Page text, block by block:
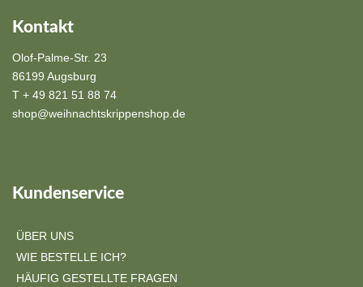
Kontakt
Olof-Palme-Str. 23
86199 Augsburg
T + 49 821 51 88 74
shop@weihnachtskrippenshop.de
Kundenservice
ÜBER UNS
WIE BESTELLE ICH?
HÄUFIG GESTELLTE FRAGEN